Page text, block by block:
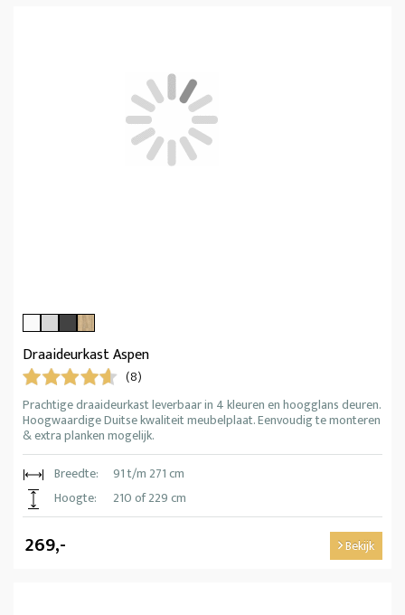
Draaideurkast Aspen
(8)
Prachtige draaideurkast leverbaar in 4 kleuren en hoogglans deuren.
Hoogwaardige Duitse kwaliteit meubelplaat. Eenvoudig te monteren
& extra planken mogelijk.
Breedte:
91 t/m 271 cm
Hoogte:
210 of 229 cm
269,- Bekijk